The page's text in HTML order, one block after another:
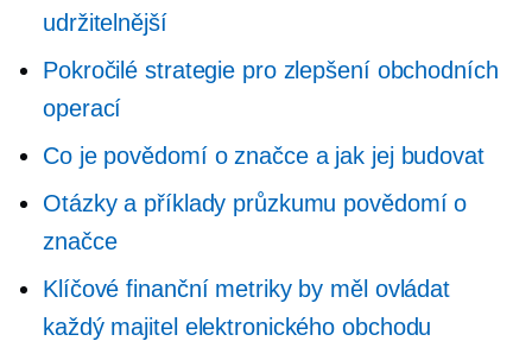
udržitelnější
Pokročilé strategie pro zlepšení obchodních
operací
Co je povědomí o značce a jak jej budovat
Otázky a příklady průzkumu povědomí o
značce
Klíčové finanční metriky by měl ovládat
každý majitel elektronického obchodu